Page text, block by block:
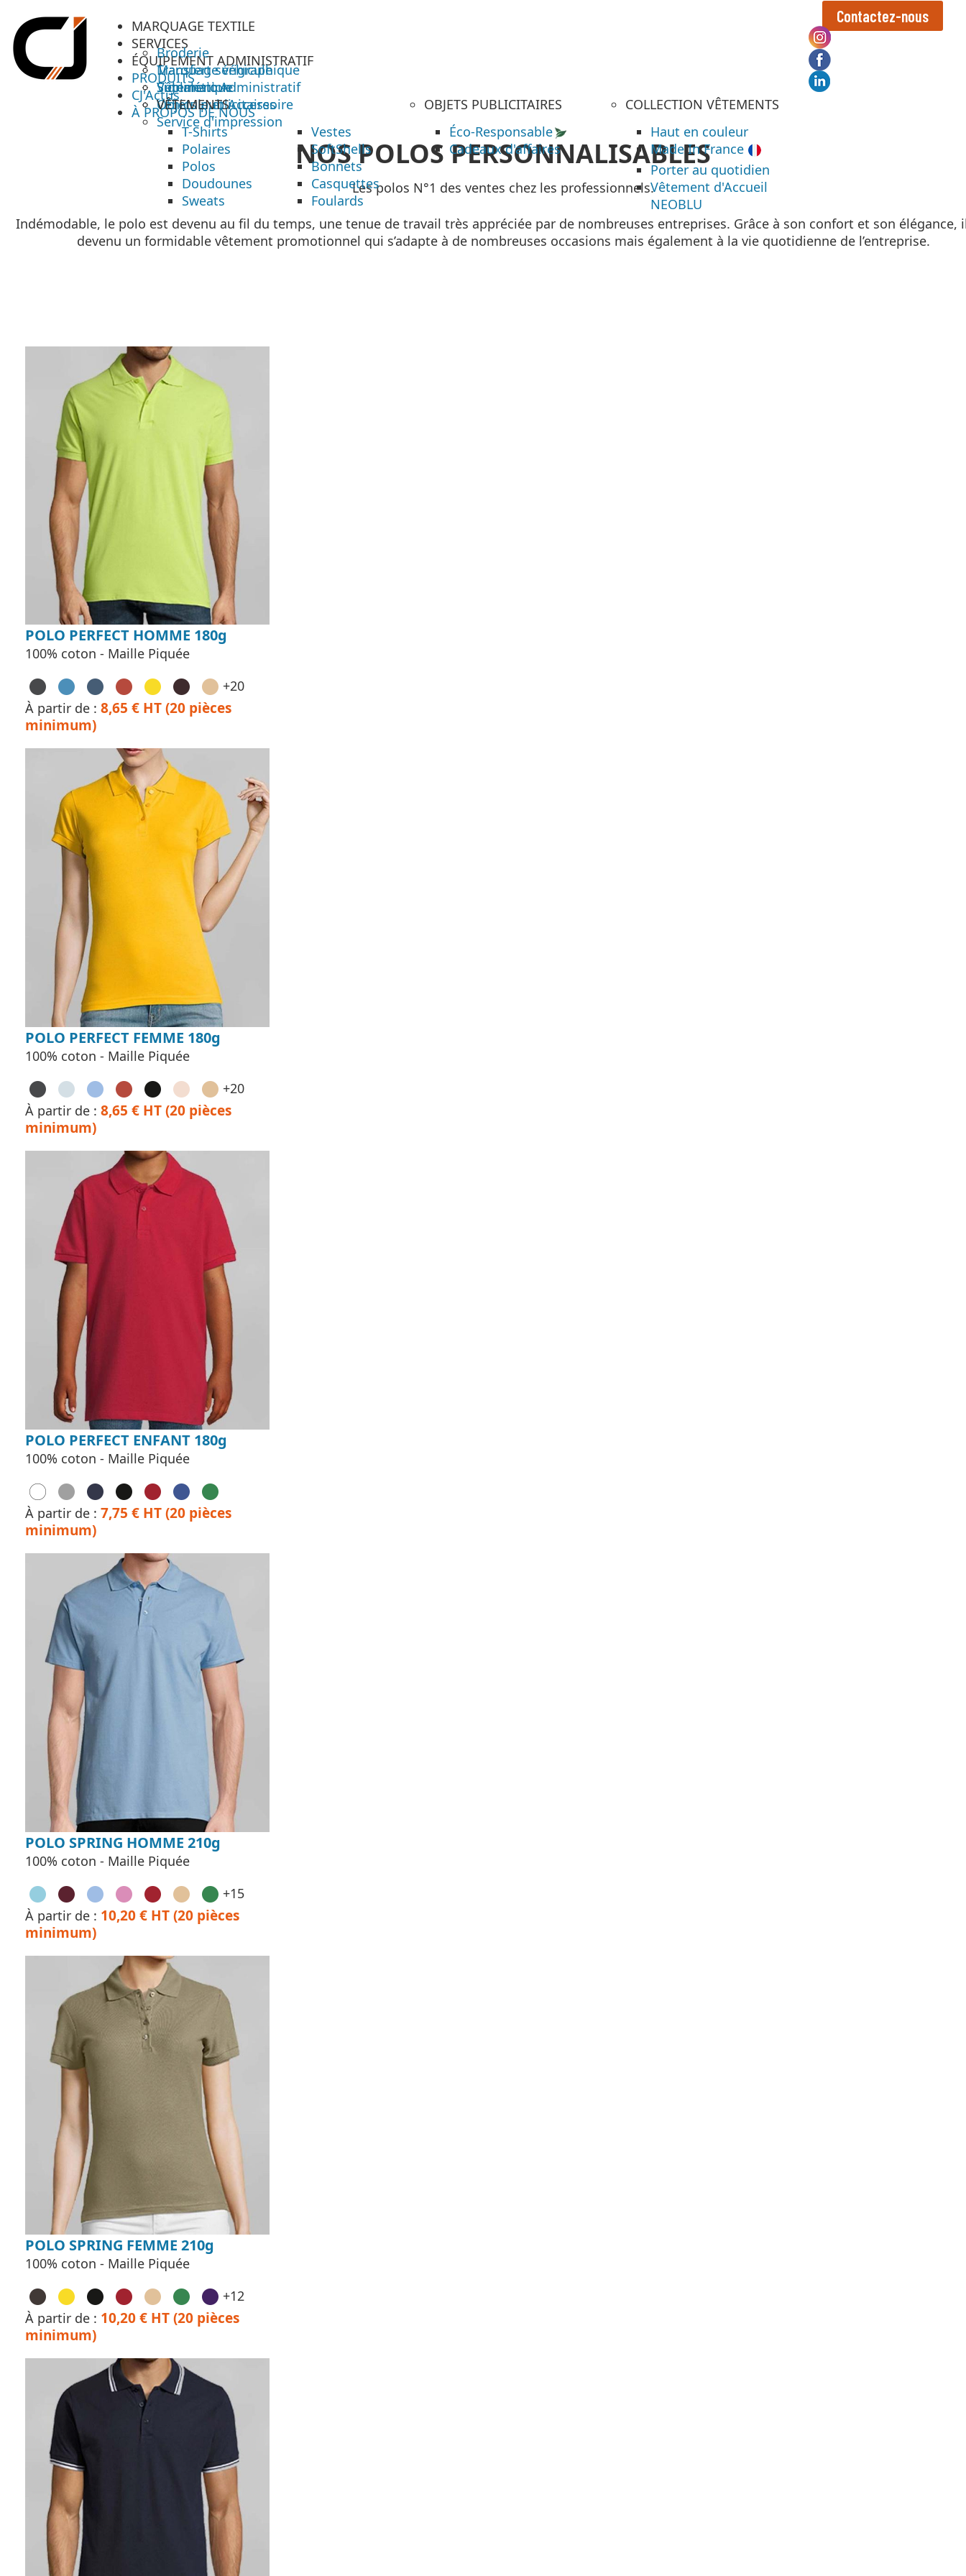
MARQUAGE TEXTILE
Broderie
Transfert sérigraphique
Sublimation
SERVICES
Marquage véhicule
Signalétique
Objets publicitaires
Service d'impression
ÉQUIPEMENT ADMINISTRATIF
Vêtement Administratif
Véhicule et Accessoire
PRODUITS
VÊTEMENTS
T-Shirts
Polaires
Polos
Doudounes
Sweats
Vestes
SoftShells
Bonnets
Casquettes
Foulards
OBJETS PUBLICITAIRES
Éco-Responsable
Cadeaux d'affaires
COLLECTION VÊTEMENTS
Haut en couleur
Made In France
Porter au quotidien
Vêtement d'Accueil
NEOBLU
CJ'Actus
À PROPOS DE NOUS
Contactez-nous
NOS POLOS PERSONNALISABLES
Les polos N°1 des ventes chez les professionnels.
Indémodable, le polo est devenu au fil du temps, une tenue de travail très appréciée par de nombreuses entreprises. Grâce à son confort et son élégance,
devenu un formidable vêtement promotionnel qui s’adapte à de nombreuses occasions mais également à la vie quotidienne de l’entreprise.
POLO PERFECT HOMME 180g
100% coton - Maille Piquée
+20
À partir de : 8,65 € HT (20 pièces
minimum)
POLO PERFECT FEMME 180g
100% coton - Maille Piquée
+20
À partir de : 8,65 € HT (20 pièces
minimum)
POLO PERFECT ENFANT 180g
100% coton - Maille Piquée
À partir de : 7,75 € HT (20 pièces
minimum)
POLO SPRING HOMME 210g
100% coton - Maille Piquée
+15
À partir de : 10,20 € HT (20 pièces
minimum)
POLO SPRING FEMME 210g
100% coton - Maille Piquée
+12
À partir de : 10,20 € HT (20 pièces
minimum)